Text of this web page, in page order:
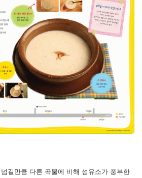
길만큼 다른 곡물에 비해 섬유소가 풍부한